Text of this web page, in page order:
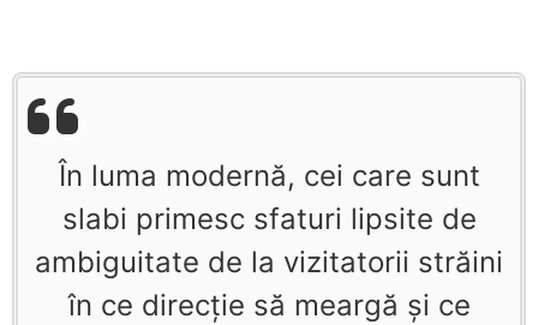
În luma modernă, cei care sunt
slabi primesc sfaturi lipsite de
ambiguitate de la vizitatorii străini
în ce direcţie să meargă şi ce